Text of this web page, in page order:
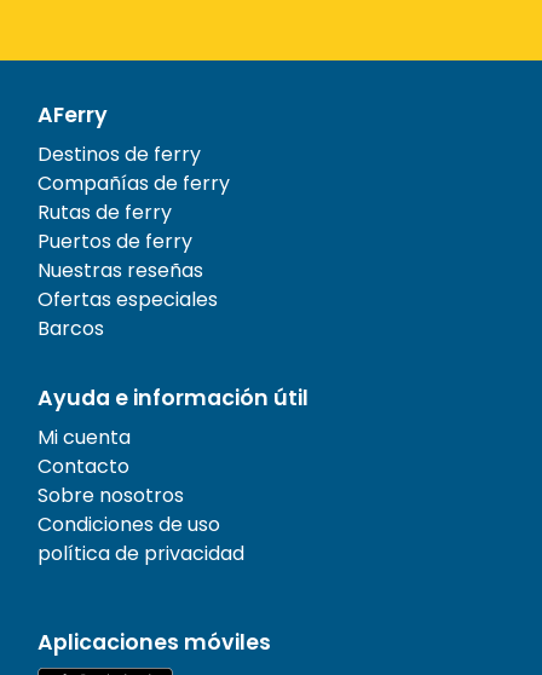
AFerry
Destinos de ferry
Compañías de ferry
Rutas de ferry
Puertos de ferry
Nuestras reseñas
Ofertas especiales
Barcos
Ayuda e información útil
Mi cuenta
Contacto
Sobre nosotros
Condiciones de uso
política de privacidad
Aplicaciones móviles